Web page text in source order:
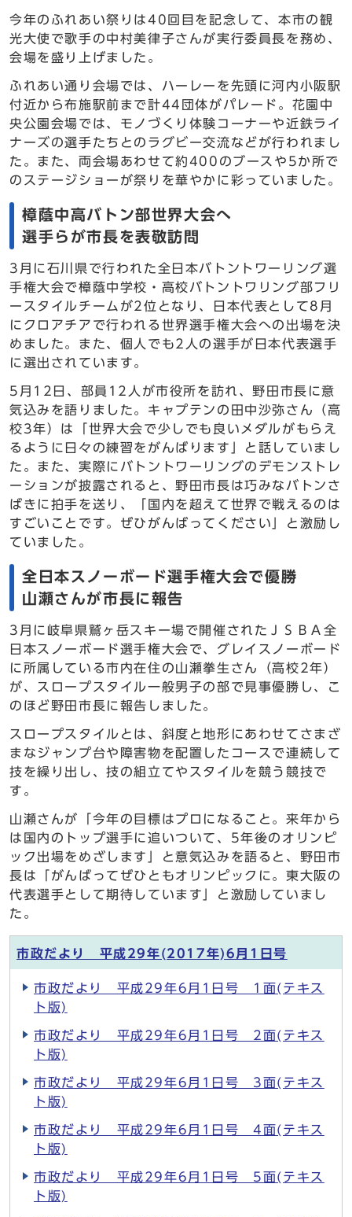
今年のふれあい祭りは40回目を記念して、本市の観
光大使で歌手の中村美律子さんが実行委員長を務め、
会場を盛り上げました。
ふれあい通り会場では、ハーレーを先頭に河内小阪駅
付近から布施駅前まで計44団体がパレード。花園中
央公園会場では、モノづくり体験コーナーや近鉄ライ
ナーズの選手たちとのラグビー交流などが行われまし
た。また、両会場あわせて約400のブースや5か所で
のステージショーが祭りを華やかに彩っていました。
樟蔭中高バトン部世界大会へ
選手らが市長を表敬訪問
3月に石川県で行われた全日本バトントワーリング選
手権大会で樟蔭中学校・高校バトントワリング部フリ
ースタイルチームが2位となり、日本代表として8月
にクロアチアで行われる世界選手権大会への出場を決
めました。また、個人でも2人の選手が日本代表選手
に選出されています。
5月12日、部員12人が市役所を訪れ、野田市長に意
気込みを語りました。キャプテンの田中沙弥さん（高
校3年）は「世界大会で少しでも良いメダルがもらえ
るように日々の練習をがんばります」と話していまし
た。また、実際にバトントワーリングのデモンストレ
ーションが披露されると、野田市長は巧みなバトンさ
ばきに拍手を送り、「国内を超えて世界で戦えるのは
すごいことです。ぜひがんばってください」と激励し
ていました。
全日本スノーボード選手権大会で優勝
山瀬さんが市長に報告
3月に岐阜県鷲ヶ岳スキー場で開催されたＪＳＢＡ全
日本スノーボード選手権大会で、グレイスノーボード
に所属している市内在住の山瀬拳生さん（高校2年）
が、スロープスタイル一般男子の部で見事優勝し、こ
のほど野田市長に報告しました。
スロープスタイルとは、斜度と地形にあわせてさまざ
まなジャンプ台や障害物を配置したコースで連続して
技を繰り出し、技の組立てやスタイルを競う競技で
す。
山瀬さんが「今年の目標はプロになること。来年から
は国内のトップ選手に追いついて、5年後のオリンピ
ック出場をめざします」と意気込みを語ると、野田市
長は「がんばってぜひともオリンピックに。東大阪の
代表選手として期待しています」と激励していまし
た。
市政だより 平成29年(2017年)6月1日号
市政だより 平成29年6月1日号 1面(テキス
ト版)
市政だより 平成29年6月1日号 2面(テキス
ト版)
市政だより 平成29年6月1日号 3面(テキス
ト版)
市政だより 平成29年6月1日号 4面(テキス
ト版)
市政だより 平成29年6月1日号 5面(テキス
ト版)